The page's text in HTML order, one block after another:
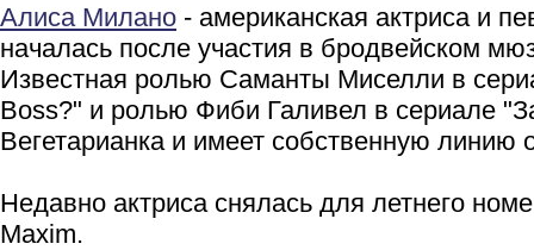
Алиса Милано - американская актриса и
началась после участия в бродвейском
Известная ролью Саманты Миселли в
Boss?" и ролью Фиби Галивел в сериале
Вегетарианка и имеет собственную линию
Недавно актриса снялась для летнего
Maxim.